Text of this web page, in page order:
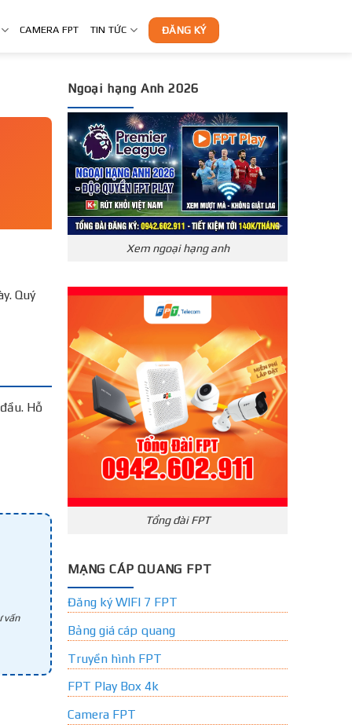
CAMERA FPT TIN TỨC ĐĂNG KÝ
Quý
Hỗ
vấn
Ngoại hạng Anh 2026
Xem ngoại hạng anh
Tổng đài FPT
MẠNG CÁP QUANG FPT
Đăng ký WIFI 7 FPT
Bảng giá cáp quang
Truyền hình FPT
FPT Play Box 4k
Camera FPT